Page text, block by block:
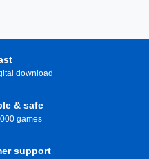
download
& safe
games
support